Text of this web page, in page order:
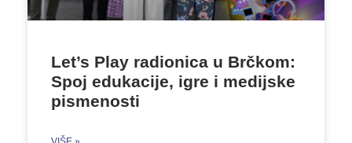
Let’s Play radionica u Brčkom:
Spoj edukacije, igre i medijske
pismenosti